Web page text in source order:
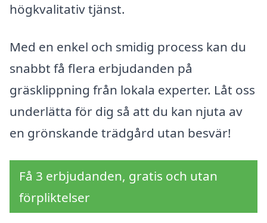
högkvalitativ tjänst.
Med en enkel och smidig process kan du
snabbt få flera erbjudanden på
gräsklippning från lokala experter. Låt oss
underlätta för dig så att du kan njuta av
en grönskande trädgård utan besvär!
Få 3 erbjudanden, gratis och utan
förpliktelser